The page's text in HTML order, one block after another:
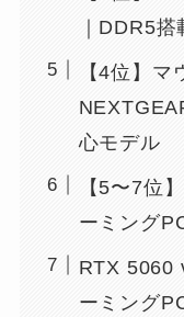
｜DDR5
【4位】
心モデル
【5〜7位
ーミング
RTX 5060
ーミング